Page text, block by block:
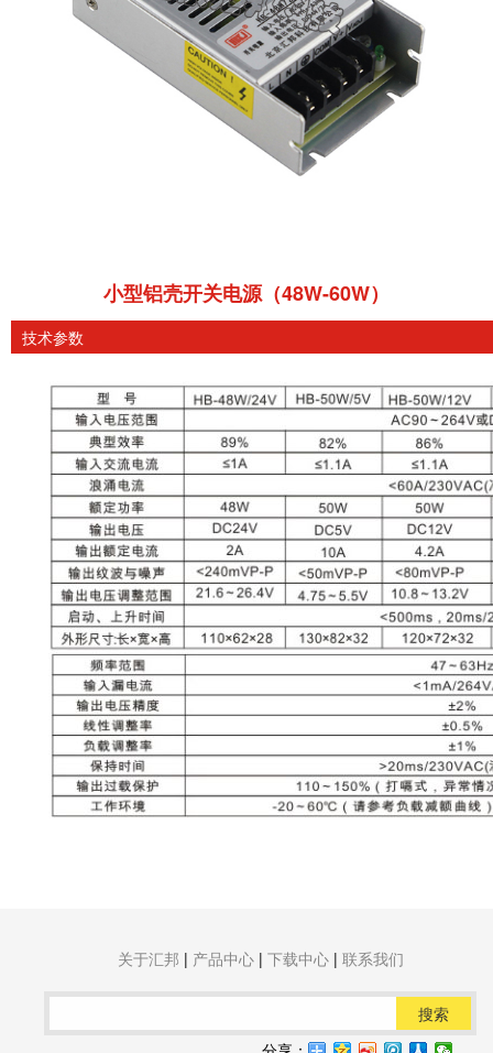
小型铝壳开关电源（48W-60W）
技术参数
关于汇邦 | 产品中心| 下载中心| 联系我们
搜索